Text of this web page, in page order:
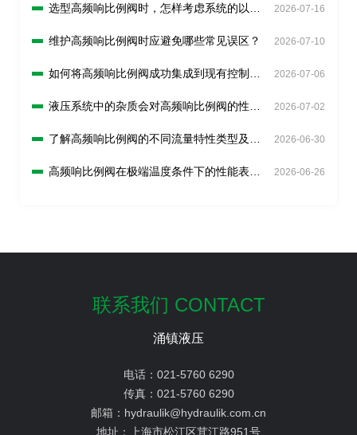
选型高频响比例阀时，怎样考虑系统的以后
2026-07-16
维护高频响比例阀时应避免哪些常见误区？ 2026-07-10
如何将高频响比例阀成功集成到现有控制系
2026-07-06
液压系统中的杂质会对高频响比例阀的性能
2026-07-02
了解高频响比例阀的不同流量特性类型及选
2026-06-30
高频响比例阀在极端温度条件下的性能表现
2026-06-26
联系我们 CONTACT
涌镇液压
电话： 021-5760 6290
传真： 021-5760 6290
邮箱： hydraulik@hydraulik.com.cn
地址：
上海市松江区茸江路951号